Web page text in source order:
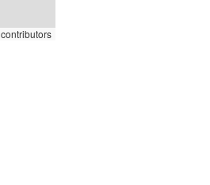
contributors